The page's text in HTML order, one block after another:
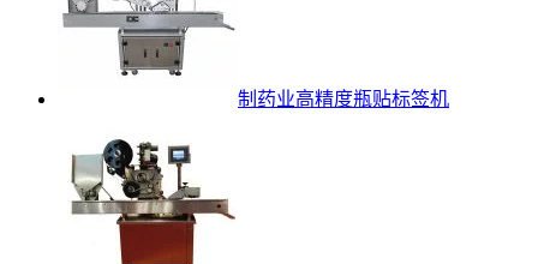
制药业高精度瓶贴标签机